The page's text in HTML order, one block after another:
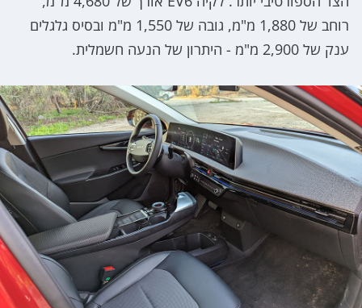
רוחב של 1,880 מ"מ, גובה של 1,550 מ"מ ובסיס גלגלים
ענק של 2,900 מ"מ - היתרון של הנעה חשמלית.